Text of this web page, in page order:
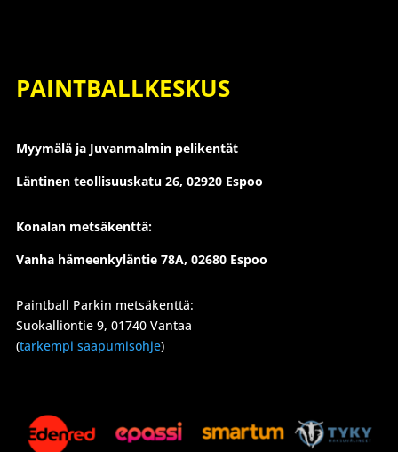
PAINTBALLKESKUS
Myymälä ja Juvanmalmin pelikentät
Läntinen teollisuuskatu 26, 02920 Espoo
Konalan metsäkenttä:
Vanha hämeenkyläntie 78A, 02680 Espoo
Paintball Parkin metsäkenttä:
Suokalliontie 9, 01740 Vantaa
(tarkempi saapumisohje)